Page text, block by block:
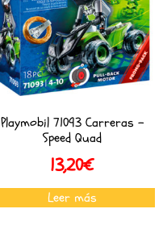
Playmobil 71093 Carreras –
Speed Quad
13,20€
Leer más